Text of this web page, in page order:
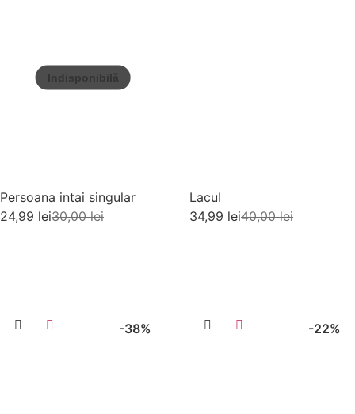
Persoana intai singular
30,00lei
24,99 lei
Lacul
40,00lei
34,99 lei
-38% -22%